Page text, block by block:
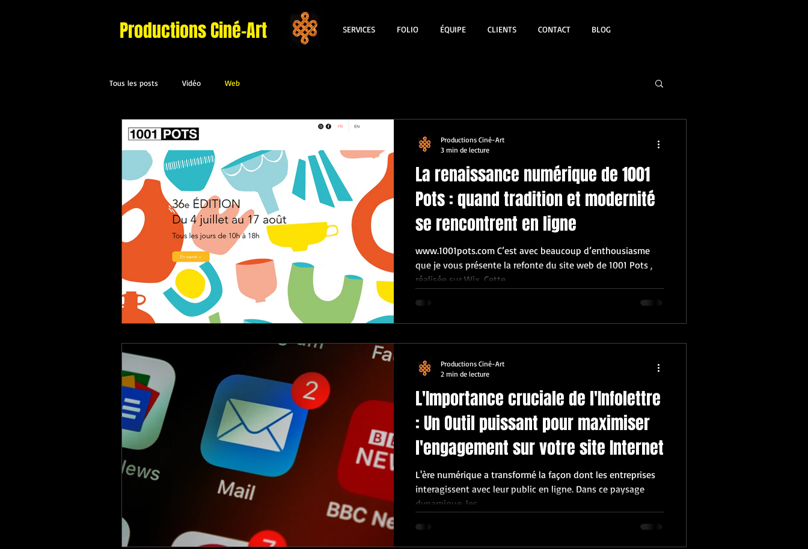
SERVICES FOLIO ÉQUIPE CLIENTS CONTACT BLOG
Productions Ciné-Art
Tous les posts Vidéo Web
La renaissance numérique de 1001
Pots : quand tradition et modernité
se rencontrent en ligne
www.1001pots.com C’est avec beaucoup d’enthousiasme
que je vous présente la refonte du site web de 1001 Pots ,
réalisée sur Wix. Cette...
Productions Ciné-Art
3 min de lecture
L'Importance cruciale de l'Infolettre
: Un Outil puissant pour maximiser
l'engagement sur votre site Internet
L'ère numérique a transformé la façon dont les entreprises
interagissent avec leur public en ligne. Dans ce paysage
dynamique, les...
Productions Ciné-Art
2 min de lecture